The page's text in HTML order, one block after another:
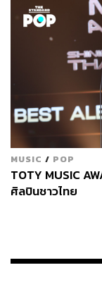
แน่นอนว่าทุกคน
ช่วงแอบลังเลเห
กันหมดเลย แต่ก็นั่
ได้อะไรวะ ในเมื่
เพราะลึกๆ ผมไ
เรียนศิลปะ อยาก
เพราะผมชอบฟังเ
ศิลปินต่างประเท
ในวันที่เป้าหมาย
ว่า “โตขึ้นอยากเป็
ทหาร ตำรวจ หม
คำตอบที่ดีสำหรับ
อย่างผมเคยอยาก
MUSIC / POP
TOTY MUSIC
ศิลปินชาวไทย